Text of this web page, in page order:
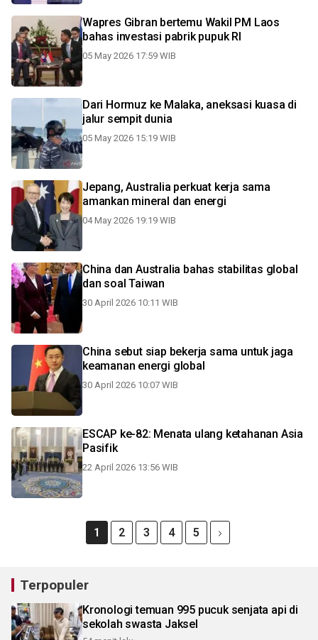
Wapres Gibran bertemu Wakil PM Laos
bahas investasi pabrik pupuk RI
05 May 2026 17:59 WIB
Dari Hormuz ke Malaka, aneksasi kuasa di
jalur sempit dunia
05 May 2026 15:19 WIB
Jepang, Australia perkuat kerja sama
amankan mineral dan energi
04 May 2026 19:19 WIB
China dan Australia bahas stabilitas global
dan soal Taiwan
30 April 2026 10:11 WIB
China sebut siap bekerja sama untuk jaga
keamanan energi global
30 April 2026 10:07 WIB
ESCAP ke-82: Menata ulang ketahanan Asia
Pasifik
22 April 2026 13:56 WIB
1 2 3 4 5
Terpopuler
Kronologi temuan 995 pucuk senjata api di
sekolah swasta Jaksel